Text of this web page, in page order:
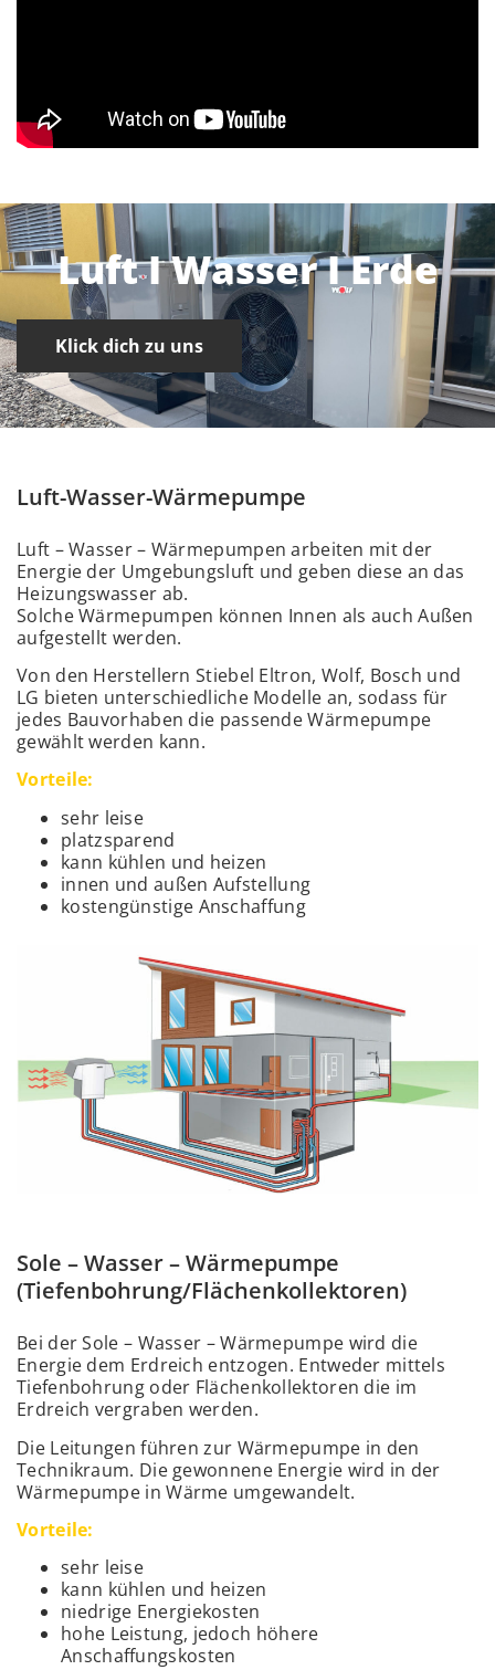
Luft I Wasser I Erde
Klick dich zu uns
Luft-Wasser-Wärmepumpe
Luft – Wasser – Wärmepumpen arbeiten mit der
Energie der Umgebungsluft und geben diese an das
Heizungswasser ab.
Solche Wärmepumpen können Innen als auch Außen
aufgestellt werden.
Von den Herstellern Stiebel Eltron, Wolf, Bosch und
LG bieten unterschiedliche Modelle an, sodass für
jedes Bauvorhaben die passende Wärmepumpe
gewählt werden kann.
Vorteile:
sehr leise
platzsparend
kann kühlen und heizen
innen und außen Aufstellung
kostengünstige Anschaffung
Sole – Wasser – Wärmepumpe
(Tiefenbohrung/Flächenkollektoren)
Bei der Sole – Wasser – Wärmepumpe wird die
Energie dem Erdreich entzogen. Entweder mittels
Tiefenbohrung oder Flächenkollektoren die im
Erdreich vergraben werden.
Die Leitungen führen zur Wärmepumpe in den
Technikraum. Die gewonnene Energie wird in der
Wärmepumpe in Wärme umgewandelt.
Vorteile:
sehr leise
kann kühlen und heizen
niedrige Energiekosten
hohe Leistung, jedoch höhere
Anschaffungskosten